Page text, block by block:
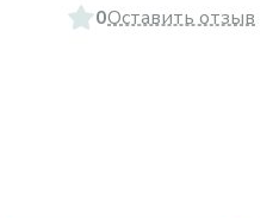
0Оставить отзыв